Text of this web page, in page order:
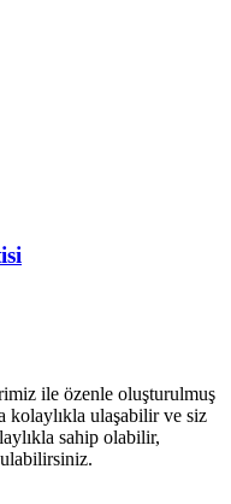
ile özenle oluşturulmuş
kolaylıkla ulaşabilir ve siz
sahip olabilir,